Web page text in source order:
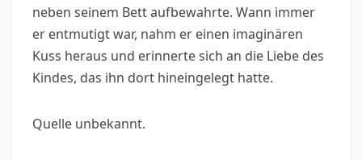
neben seinem Bett aufbewahrte. Wann immer
er entmutigt war, nahm er einen imaginären
Kuss heraus und erinnerte sich an die Liebe des
Kindes, das ihn dort hineingelegt hatte.
Quelle unbekannt.